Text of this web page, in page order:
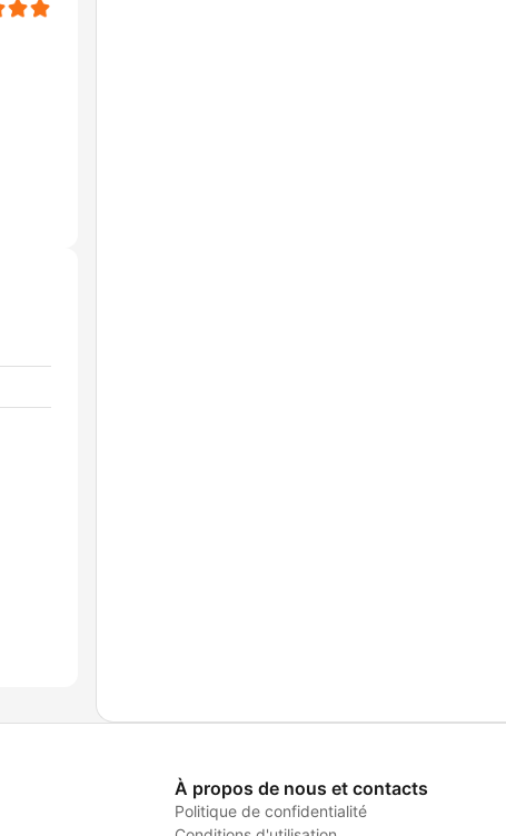
À propos de nous et contacts
Politique de confidentialité